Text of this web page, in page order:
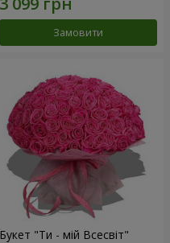
Замовити
Букет "Ти - мій Всесвіт"